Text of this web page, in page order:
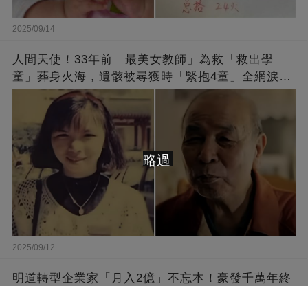
2025/09/14
人間天使！33年前「最美女教師」為救「救出學
童」葬身火海，遺骸被尋獲時「緊抱4童」全網淚
崩：真正的英雄不該被遺忘
2025/09/12
明道轉型企業家「月入2億」不忘本！豪發千萬年終
略過